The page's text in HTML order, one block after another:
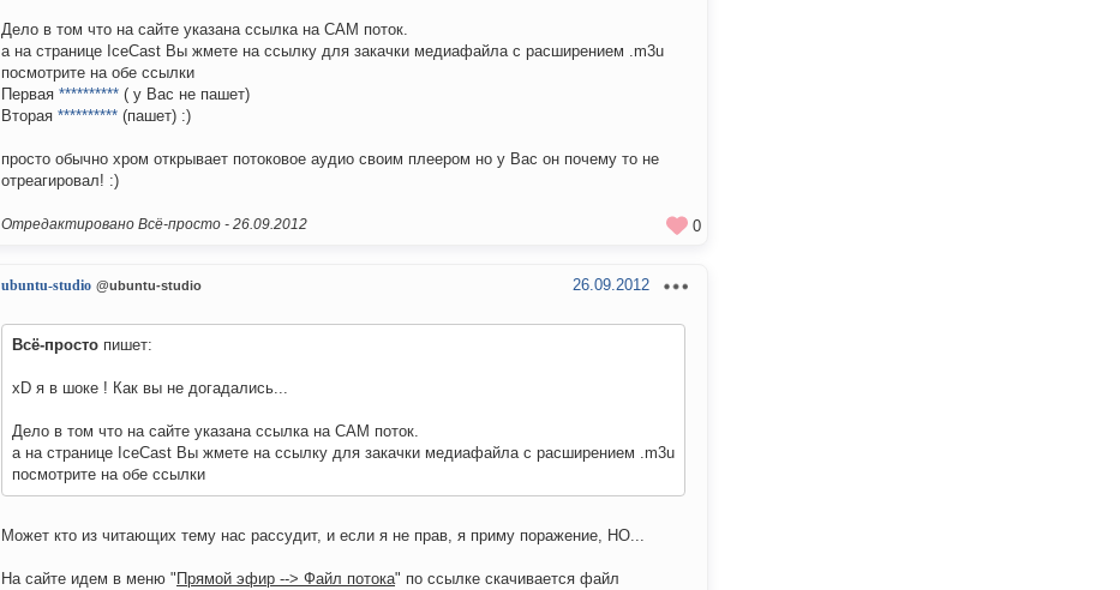
Дело в том что на сайте указана ссылка на САМ поток.
а на странице IceCast Вы жмете на ссылку для закачки медиафайла с расширением .m3u
посмотрите на обе ссылки
Первая ********** ( у Вас не пашет)
Вторая ********** (пашет) :)
просто обычно хром открывает потоковое аудио своим плеером но у Вас он почему то не
отреагировал! :)
Отредактировано Всё-просто - 26.09.2012 0
ubuntu-studio @ubuntu-studio 26.09.2012
Всё-просто пишет:
xD я в шоке ! Как вы не догадались...
Дело в том что на сайте указана ссылка на САМ поток.
а на странице IceCast Вы жмете на ссылку для закачки медиафайла с расширением .m3u
посмотрите на обе ссылки
Может кто из читающих тему нас рассудит, и если я не прав, я приму поражение, НО...
На сайте идем в меню " Прямой эфир --> Файл потока" по ссылке скачивается файл